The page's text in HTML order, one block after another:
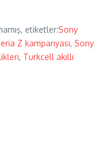
etiketler:Sony
Z kampanyası, Sony
, Turkcell akıllı